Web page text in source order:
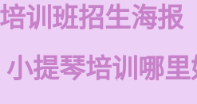
训班招生海报
提琴培训哪